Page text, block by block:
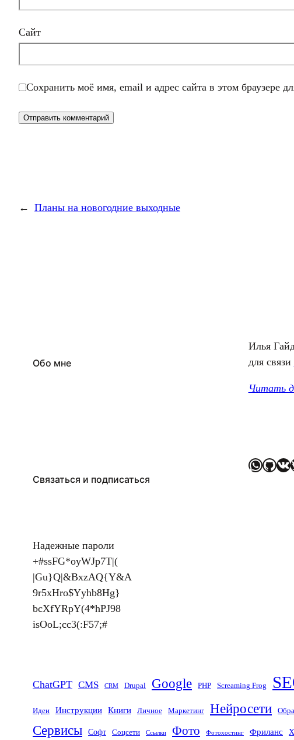
Сайт
Сохранить моё имя, email и адрес сайта в этом браузере
← Планы на новогодние выходные
Обо мне
Илья
для связи
Читать
Связаться и подписаться
WhatsApp GitHub ВКонтакте Twitter
Надежные пароли
+#ssFG*oyWJp7T|(
|Gu}Q|&BxzAQ{Y&A
9r5xHro$Yyhb8Hg}
bcXfYRpY(4*hPJ98
isOoL;cc3(:F57;#
ChatGPT CMS CRM Drupal Google PHP Screaming Frog
Идеи Инструкции Книги Личное Маркетинг Нейросети
Сервисы Софт Соцсети Ссылки Фото Фотохостинг Фриланс